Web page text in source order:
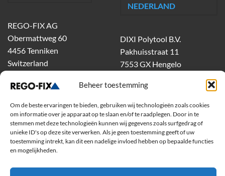
Beheer toestemming
Om de beste ervaringen te bieden, gebruiken wij technologieën zoals cookies
om informatie over je apparaat op te slaan en/of te raadplegen. Door in te
stemmen met deze technologieën kunnen wij gegevens zoals surfgedrag of
unieke ID's op deze site verwerken. Als je geen toestemming geeft of uw
toestemming intrekt, kan dit een nadelige invloed hebben op bepaalde functies
en mogelijkheden.
REGO-FIX AG
Obermattweg 60
4456 Tenniken
Switzerland
NEDERLAND
DIXI Polytool B.V.
Pakhuisstraat 11
7553 GX Hengelo
dixiholland@dixi.com
www.dixipolytool.com
Volg ons op Youtube
Volg ons op Linkedin